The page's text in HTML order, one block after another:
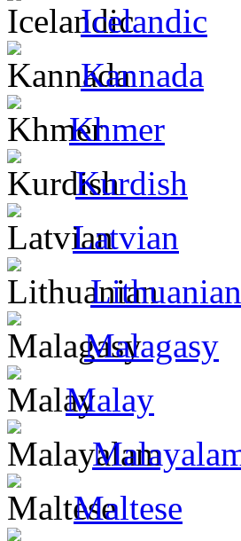
Icelandic
Kannada
Khmer
Kurdish
Latvian
Lithuanian
Malagasy
Malay
Maltese